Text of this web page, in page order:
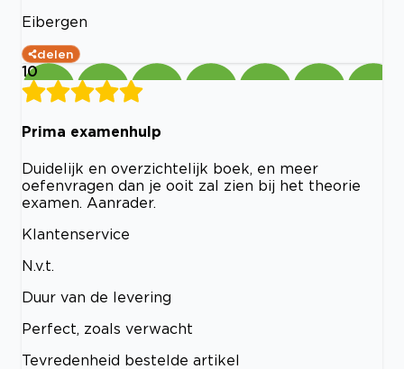
Eibergen
delen
10
Prima examenhulp
Duidelijk en overzichtelijk boek, en meer
oefenvragen dan je ooit zal zien bij het theorie
examen. Aanrader.
Klantenservice
N.v.t.
Duur van de levering
Perfect, zoals verwacht
Tevredenheid bestelde artikel